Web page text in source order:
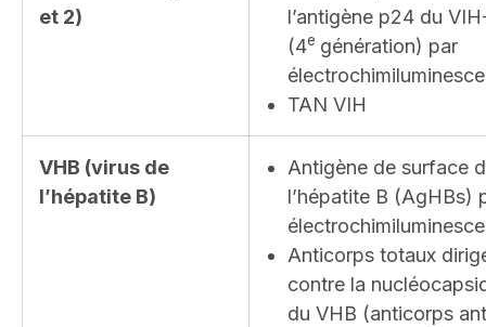
et 2)
l’antigène p24 du
(4e génération) par
TAN VIH
VHB (virus de
l’hépatite B)
Antigène de surface
l’hépatite B (AgHBs)
Anticorps totaux
contre la
du VHB (anticorps